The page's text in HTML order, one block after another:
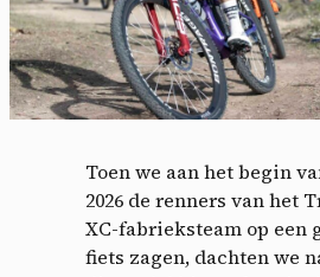
Toen we aan het begin
2026 de renners van het
XC-fabrieksteam op een
fiets zagen, dachten we